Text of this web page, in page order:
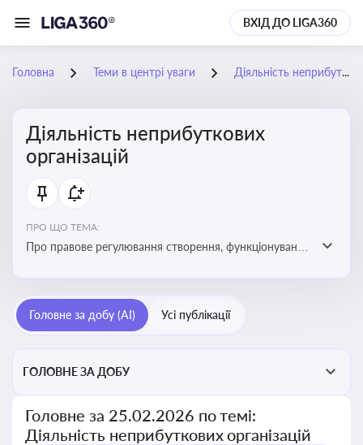
ВХІД ДО LIGA360
Головна Теми в центрі уваги Діяльність неприбуткових організацій
Діяльність неприбуткових
організацій
ПРО ЩО ТЕМА:
Про правове регулювання створення, функціонування
Головне за добу (AI) Усі публікації
ГОЛОВНЕ ЗА ДОБУ
Головне за 25.02.2026 по темі:
Діяльність неприбуткових організацій